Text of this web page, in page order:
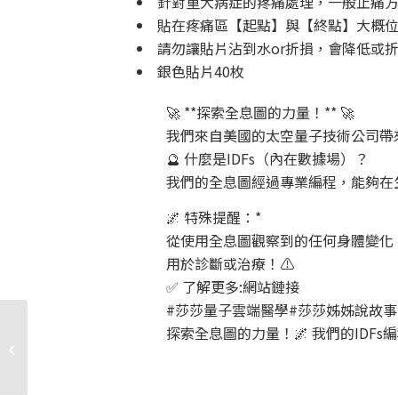
貼在疼痛區【起點】與【終點】大概
請勿讓貼片沾到水or折損，會降低或
銀色貼片40枚
🚀 **探索全息圖的力量！** 🚀
我們來自美國的太空量子技術公司
🔮 什麼是IDFs（內在數據場）？
我們的全息圖經過專業編程，能夠
🌌 特殊提醒：*
從使用全息圖觀察到的任何身體變
用於診斷或治療！⚠️
✅ 了解更多:網站鏈接
#莎莎量子雲端醫學#莎莎姊姊說故
探索全息圖的力量！🌌 我們的IDFs